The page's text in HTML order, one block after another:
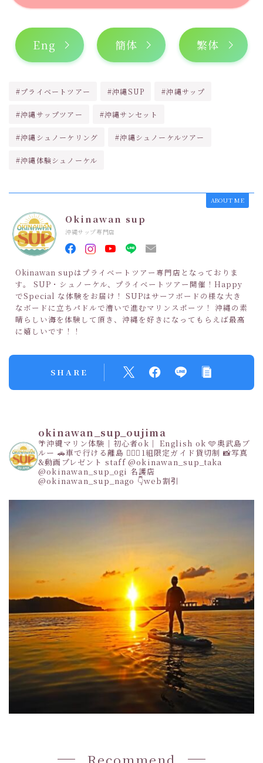
Eng 簡体 繁体
#プライベートツアー #沖縄SUP #沖縄サップ
#沖縄サップツアー #沖縄サンセット
#沖縄シュノーケリング #沖縄シュノーケルツアー
#沖縄体験シュノーケル
ABOUT ME
Okinawan sup
沖縄サップ専門店
Okinawan supはプライベートツアー専門店となっておりま
す。 SUP・シュノーケル、プライベートツアー開催！Happy
でSpecial な体験をお届け！ SUPはサーフボードの様な大き
なボードに立ちパドルで漕いで進むマリンスポーツ！ 沖縄の素
晴らしい海を体験して頂き、沖縄を好きになってもらえば最高
に嬉しいです！！
SHARE
okinawan_sup_oujima
🌴沖縄マリン体験｜初心者ok｜ English ok 🩵奥武島ブ
ルー 🚗車で行ける離島 👩‍❤️‍👩1組限定ガイド貸切制 📸写真
&動画プレゼント staff@okinawan_sup_taka
@okinawan_sup_ogi 名護店
@okinawan_sup_nago 👇web割引
Recommend